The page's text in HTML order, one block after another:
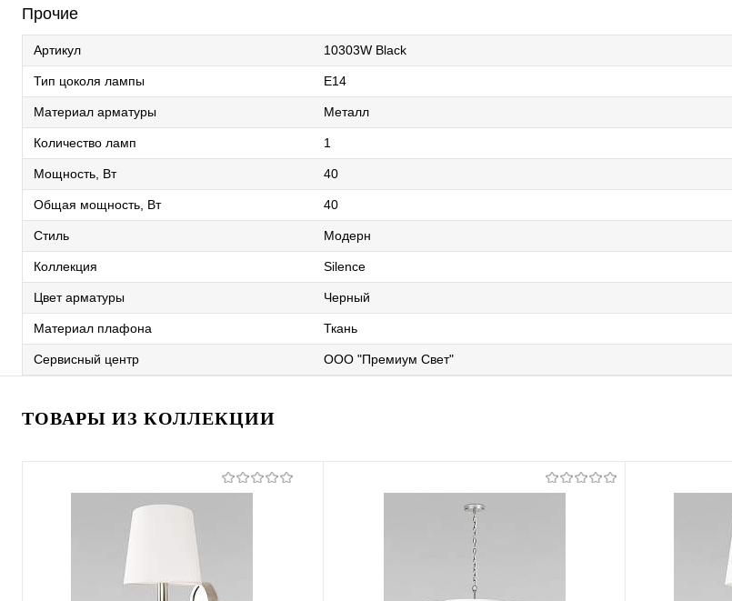
Прочие
Артикул 10303W Black
Тип цоколя лампы E14
Материал арматуры Металл
Количество ламп 1
Мощность, Вт 40
Общая мощность, Вт 40
Стиль Модерн
Коллекция Silence
Цвет арматуры Черный
Материал плафона Ткань
Сервисный центр ООО "Премиум Свет"
ТОВАРЫ ИЗ КОЛЛЕКЦИИ